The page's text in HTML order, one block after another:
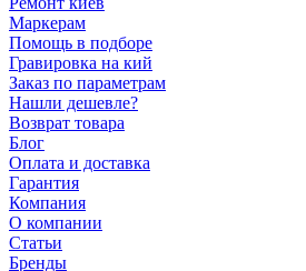
Маркерам
Помощь в подборе
Гравировка на кий
Заказ по параметрам
Нашли дешевле?
Возврат товара
Блог
Оплата и доставка
Гарантия
Компания
О компании
Статьи
Бренды